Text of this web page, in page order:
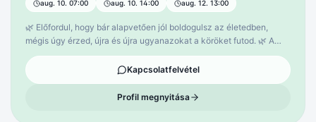
aug. 10. 07:00 aug. 10. 14:00 aug. 12. 13:00
🌿 Előfordul, hogy bár alapvetően jól boldogulsz az életedben,
mégis úgy érzed, újra és újra ugyanazokat a köröket futod. 🌿 A
körülményektől függetlenül a belső békéd valahogy mégis elmarad
vagy törékeny. 🌷 Ezek a mindennapi elakadások valójában óriási
lehetőségek arra, hogy mélyebben megértsd önmagad és
legfőképpen érzelmileg átírd a megéléseidet! 🌿 Empatikus,
Kapcsolatfelvétel
Profil megnyitása